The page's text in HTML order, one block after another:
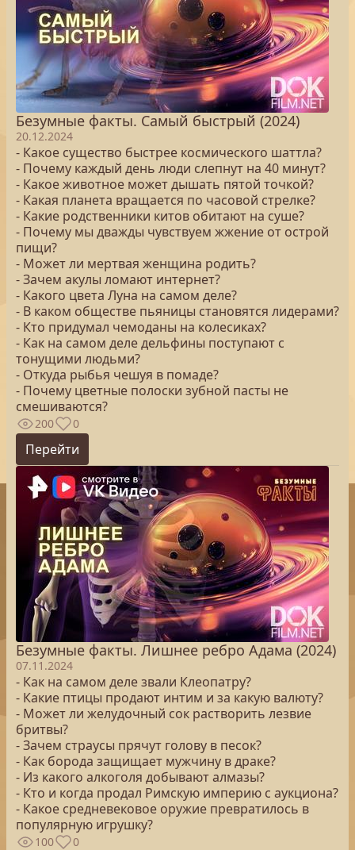
Безумные факты. Самый быстрый (2024)
20.12.2024
- Какое существо быстрее космического шаттла?
- Почему каждый день люди слепнут на 40 минут?
- Какое животное может дышать пятой точкой?
- Какая планета вращается по часовой стрелке?
- Какие родственники китов обитают на суше?
- Почему мы дважды чувствуем жжение от острой
пищи?
- Может ли мертвая женщина родить?
- Зачем акулы ломают интернет?
- Какого цвета Луна на самом деле?
- В каком обществе пьяницы становятся лидерами?
- Кто придумал чемоданы на колесиках?
- Как на самом деле дельфины поступают с
тонущими людьми?
- Откуда рыбья чешуя в помаде?
- Почему цветные полоски зубной пасты не
смешиваются?
200 0
Перейти
Безумные факты. Лишнее ребро Адама (2024)
07.11.2024
- Как на самом деле звали Клеопатру?
- Какие птицы продают интим и за какую валюту?
- Может ли желудочный сок растворить лезвие
бритвы?
- Зачем страусы прячут голову в песок?
- Как борода защищает мужчину в драке?
- Из какого алкоголя добывают алмазы?
- Кто и когда продал Римскую империю с аукциона?
- Какое средневековое оружие превратилось в
популярную игрушку?
100 0